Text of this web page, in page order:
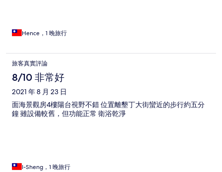
Hence，1 晚旅行
旅客真實評論
8/10 非常好
2021 年 8 月 23 日
面海景觀房4樓陽台視野不錯 位置離墾丁大街蠻近的步行約五分
鐘 雖設備較舊，但功能正常 衛浴乾淨
I-Sheng，1 晚旅行